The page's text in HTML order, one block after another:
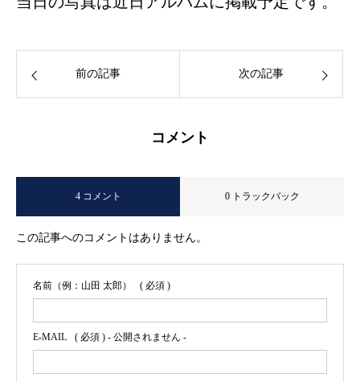
前の記事 次の記事
コメント
4 コメント 0 トラックバック
この記事へのコメントはありません。
名前（例：山田 太郎） ( 必須 )
E-MAIL ( 必須 ) - 公開されません -